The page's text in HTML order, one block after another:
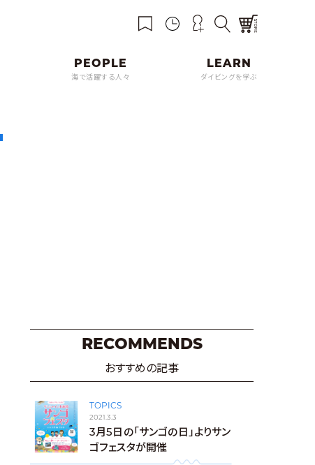
海で活躍する人々 ダイビングを学ぶ
RECOMMENDS
おすすめの記事
TOPICS
2021.3.3
3月5日の「サンゴの日」よりサン
ゴフェスタが開催